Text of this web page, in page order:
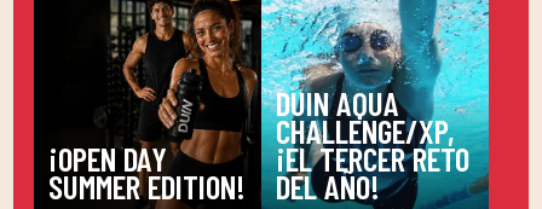
¡OPEN DAY
SUMMER EDITION!
DUIN AQUA
CHALLENGE/XP,
¡EL TERCER RETO
DEL AÑO!